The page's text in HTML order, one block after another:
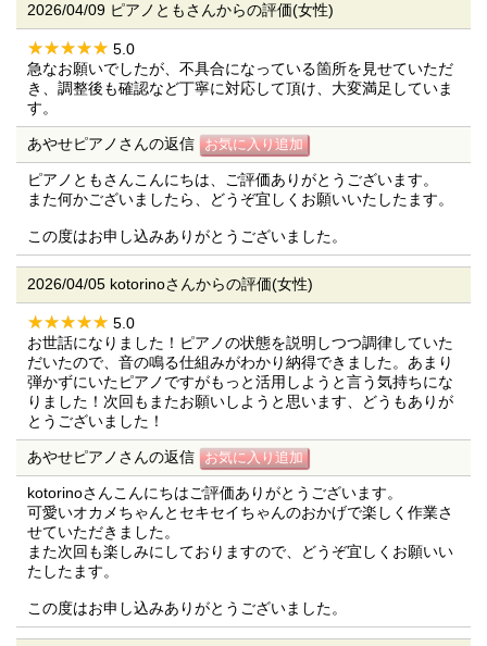
2026/04/09 ピアノともさんからの評価(女性)
5.0
急なお願いでしたが、不具合になっている箇所を見せていただ
き、調整後も確認など丁寧に対応して頂け、大変満足していま
す。
あやせピアノさんの返信
ピアノともさんこんにちは、ご評価ありがとうございます。
また何かございましたら、どうぞ宜しくお願いいたしたます。
この度はお申し込みありがとうございました。
2026/04/05 kotorinoさんからの評価(女性)
5.0
お世話になりました！ピアノの状態を説明しつつ調律していた
だいたので、音の鳴る仕組みがわかり納得できました。あまり
弾かずにいたピアノですがもっと活用しようと言う気持ちにな
りました！次回もまたお願いしようと思います、どうもありが
とうございました！
あやせピアノさんの返信
kotorinoさんこんにちはご評価ありがとうございます。
可愛いオカメちゃんとセキセイちゃんのおかげで楽しく作業さ
せていただきました。
また次回も楽しみにしておりますので、どうぞ宜しくお願いい
たしたます。
この度はお申し込みありがとうございました。